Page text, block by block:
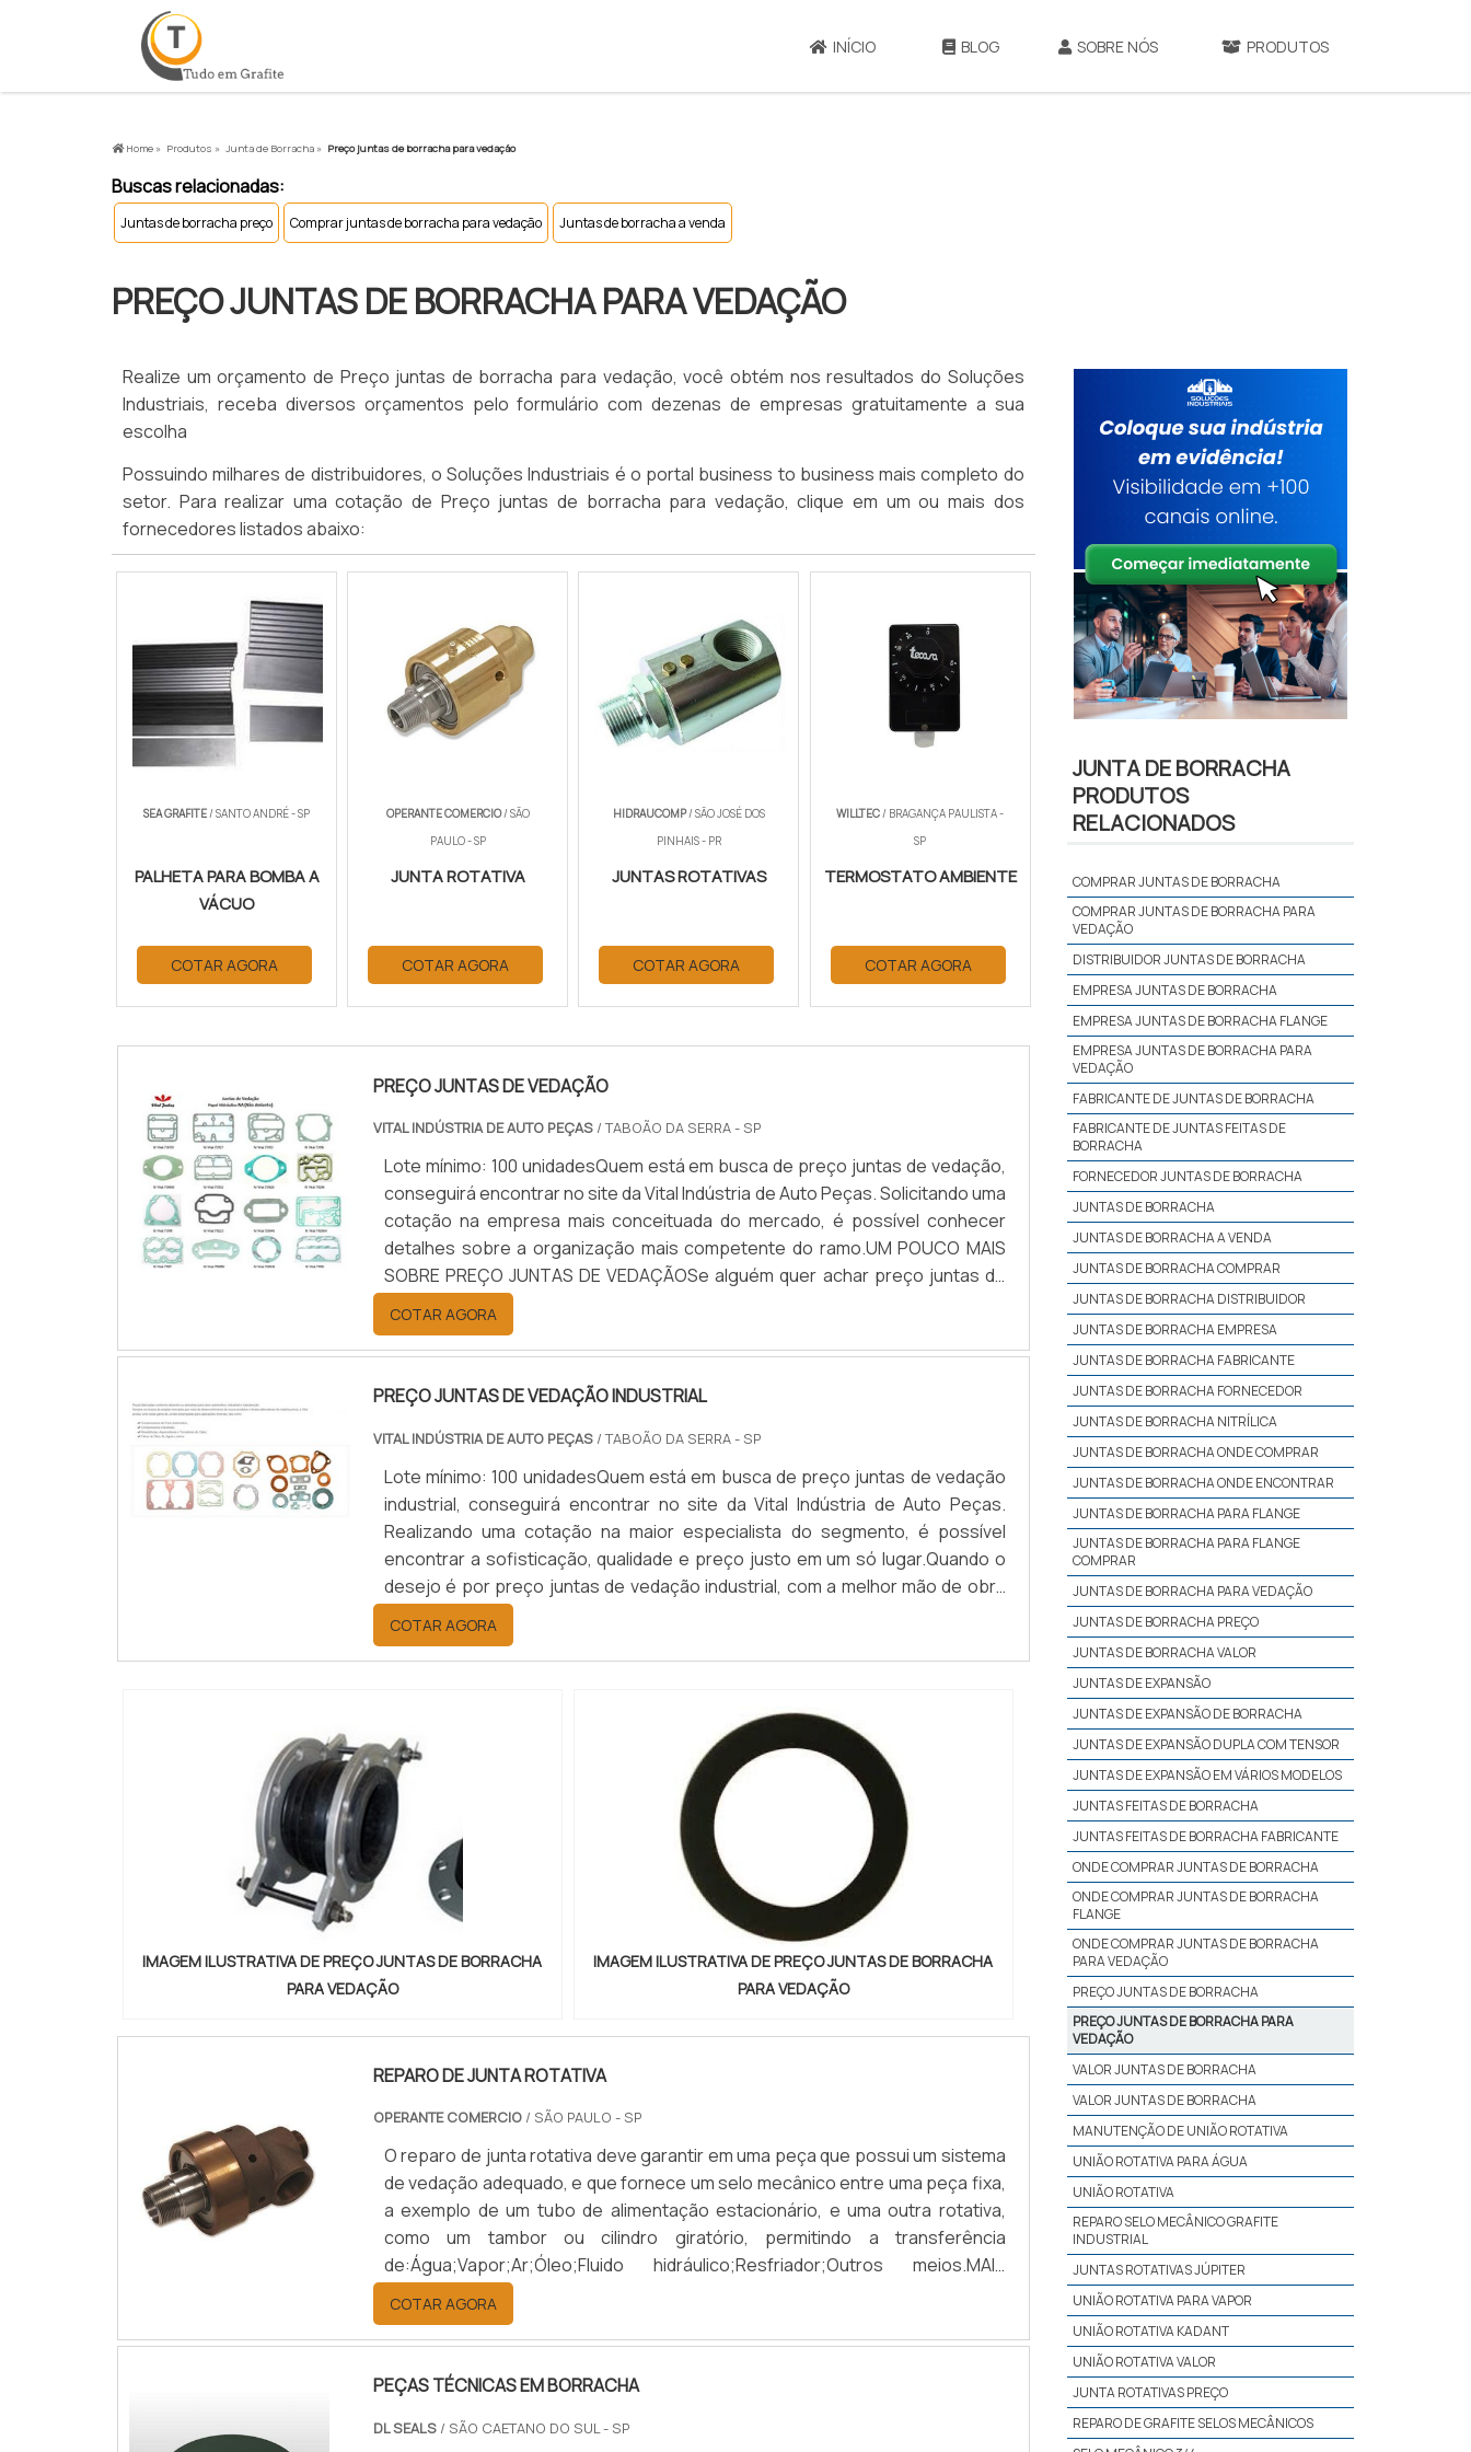
INÍCIO BLOG SOBRE NÓS PRODUTOS
Home » Produtos » Junta de Borracha » Preço juntas de borracha para vedação
Buscas relacionadas:
Juntas de borracha preço Comprar juntas de borracha para vedação Juntas de borracha a venda
PREÇO JUNTAS DE BORRACHA PARA VEDAÇÃO
Realize um orçamento de Preço juntas de borracha para vedação, você obtém nos resultados do Soluções
Industriais, receba diversos orçamentos pelo formulário com dezenas de empresas gratuitamente a sua
escolha
Possuindo milhares de distribuidores, o Soluções Industriais é o portal business to business mais completo do
setor. Para realizar uma cotação de Preço juntas de borracha para vedação, clique em um ou mais dos
fornecedores listados abaixo:
SEA GRAFITE/ SANTO ANDRÉ - SP
PALHETA PARA BOMBA A
VÁCUO
COTAR AGORA
OPERANTE COMERCIO/ SÃO
PAULO - SP
JUNTA ROTATIVA
COTAR AGORA
HIDRAUCOMP/ SÃO JOSÉ DOS
PINHAIS - PR
JUNTAS ROTATIVAS
COTAR AGORA
WILLTEC/ BRAGANÇA PAULISTA -
SP
TERMOSTATO AMBIENTE
COTAR AGORA
PREÇO JUNTAS DE VEDAÇÃO
VITAL INDÚSTRIA DE AUTO PEÇAS / TABOÃO DA SERRA - SP
Lote mínimo: 100 unidadesQuem está em busca de preço juntas de vedação,
conseguirá encontrar no site da Vital Indústria de Auto Peças. Solicitando uma
cotação na empresa mais conceituada do mercado, é possível conhecer
detalhes sobre a organização mais competente do ramo.UM POUCO MAIS
SOBRE PREÇO JUNTAS DE VEDAÇÃOSe alguém quer achar preço juntas de
vedação em uma empresa comprometida com seus serviços, encontra na
internet a Vital Indú...
COTAR AGORA
PREÇO JUNTAS DE VEDAÇÃO INDUSTRIAL
VITAL INDÚSTRIA DE AUTO PEÇAS / TABOÃO DA SERRA - SP
Lote mínimo: 100 unidadesQuem está em busca de preço juntas de vedação
industrial, conseguirá encontrar no site da Vital Indústria de Auto Peças.
Realizando uma cotação na maior especialista do segmento, é possível
encontrar a sofisticação, qualidade e preço justo em um só lugar.Quando o
desejo é por preço juntas de vedação industrial, com a melhor mão de obra
da Vital Indústria de Auto Peças o cliente conseguirá excelente custo-
benefíc...
COTAR AGORA
IMAGEM ILUSTRATIVA DE PREÇO JUNTAS DE BORRACHA
PARA VEDAÇÃO
IMAGEM ILUSTRATIVA DE PREÇO JUNTAS DE BORRACHA
PARA VEDAÇÃO
REPARO DE JUNTA ROTATIVA
OPERANTE COMERCIO/ SÃO PAULO - SP
O reparo de junta rotativa deve garantir em uma peça que possui um sistema
de vedação adequado, e que fornece um selo mecânico entre uma peça fixa,
a exemplo de um tubo de alimentação estacionário, e uma outra rotativa,
como um tambor ou cilindro giratório, permitindo a transferência
de:Água;Vapor;Ar;Óleo;Fluido hidráulico;Resfriador;Outros meios.MAIS
DETALHES RELEVANTES SOBRE A PEÇAResumindo, o produto possibilita que
o meio entre ou saia durante a rotação dos dispositivos. Tais peças
suportam pressões variadas de até 280 bar e temperaturas de até 220 ºC.
Além disso, pode ser aplicado em diversos segmentos de fabricação, e em
indústrias de processo, como papel, borracha, plástico, têxtil e química.O
produto pode ser instalado no final de um eixo ou ao seu redor. Apesar de
COTAR AGORA
PEÇAS TÉCNICAS EM BORRACHA
DL SEALS/ SÃO CAETANO DO SUL - SP
JUNTA DE BORRACHA
PRODUTOS
RELACIONADOS
COMPRAR JUNTAS DE BORRACHA
COMPRAR JUNTAS DE BORRACHA PARA
VEDAÇÃO
DISTRIBUIDOR JUNTAS DE BORRACHA
EMPRESA JUNTAS DE BORRACHA
EMPRESA JUNTAS DE BORRACHA FLANGE
EMPRESA JUNTAS DE BORRACHA PARA
VEDAÇÃO
FABRICANTE DE JUNTAS DE BORRACHA
FABRICANTE DE JUNTAS FEITAS DE
BORRACHA
FORNECEDOR JUNTAS DE BORRACHA
JUNTAS DE BORRACHA
JUNTAS DE BORRACHA A VENDA
JUNTAS DE BORRACHA COMPRAR
JUNTAS DE BORRACHA DISTRIBUIDOR
JUNTAS DE BORRACHA EMPRESA
JUNTAS DE BORRACHA FABRICANTE
JUNTAS DE BORRACHA FORNECEDOR
JUNTAS DE BORRACHA NITRÍLICA
JUNTAS DE BORRACHA ONDE COMPRAR
JUNTAS DE BORRACHA ONDE ENCONTRAR
JUNTAS DE BORRACHA PARA FLANGE
JUNTAS DE BORRACHA PARA FLANGE
COMPRAR
JUNTAS DE BORRACHA PARA VEDAÇÃO
JUNTAS DE BORRACHA PREÇO
JUNTAS DE BORRACHA VALOR
JUNTAS DE EXPANSÃO
JUNTAS DE EXPANSÃO DE BORRACHA
JUNTAS DE EXPANSÃO DUPLA COM TENSOR
JUNTAS DE EXPANSÃO EM VÁRIOS MODELOS
JUNTAS FEITAS DE BORRACHA
JUNTAS FEITAS DE BORRACHA FABRICANTE
ONDE COMPRAR JUNTAS DE BORRACHA
ONDE COMPRAR JUNTAS DE BORRACHA
FLANGE
ONDE COMPRAR JUNTAS DE BORRACHA
PARA VEDAÇÃO
PREÇO JUNTAS DE BORRACHA
PREÇO JUNTAS DE BORRACHA PARA
VEDAÇÃO
VALOR JUNTAS DE BORRACHA
VALOR JUNTAS DE BORRACHA
MANUTENÇÃO DE UNIÃO ROTATIVA
UNIÃO ROTATIVA PARA ÁGUA
UNIÃO ROTATIVA
REPARO SELO MECÂNICO GRAFITE
INDUSTRIAL
JUNTAS ROTATIVAS JÚPITER
UNIÃO ROTATIVA PARA VAPOR
UNIÃO ROTATIVA KADANT
UNIÃO ROTATIVA VALOR
JUNTA ROTATIVAS PREÇO
REPARO DE GRAFITE SELOS MECÂNICOS